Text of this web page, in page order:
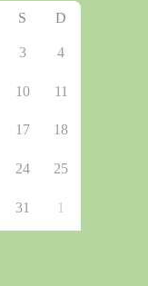
S D
3 4
10 11
17 18
24 25
31 1